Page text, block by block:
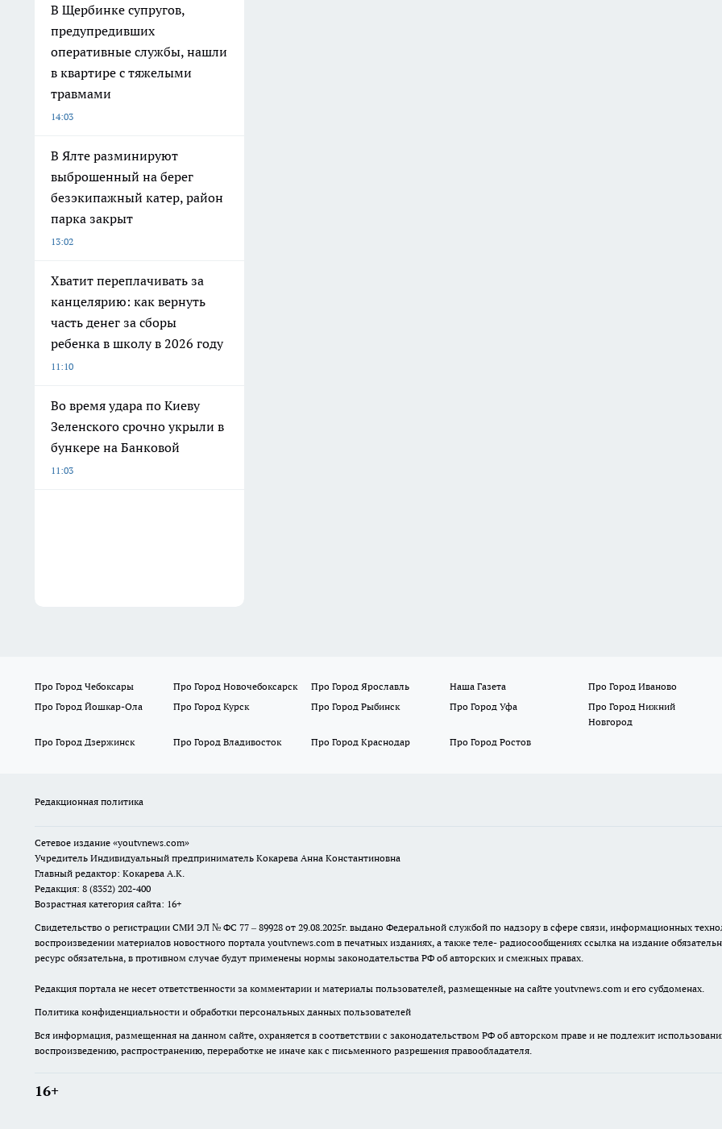
В Щербинке супругов,
предупредивших
оперативные службы, нашли
в квартире с тяжелыми
травмами
14:03
В Ялте разминируют
выброшенный на берег
безэкипажный катер, район
парка закрыт
13:02
Хватит переплачивать за
канцелярию: как вернуть
часть денег за сборы
ребенка в школу в 2026 году
11:10
Во время удара по Киеву
Зеленского срочно укрыли в
бункере на Банковой
11:03
Про Город Чебоксары Про Город Новочебоксарск Про Город Ярославль Наша Газета
Про Город Иваново
Про Город Йошкар-Ола
Про Город Курск Про Город Рыбинск Про Город Уфа
Про Город Нижний
Новгород
Про Город Дзержинск
Про Город Владивосток Про Город Краснодар Про Город Ростов
Редакционная политика
Сетевое издание «youtvnews.com»
Учредитель Индивидуальный предприниматель Кокарева Анна Константиновна
Главный редактор: Кокарева А.К.
Редакция: 8 (8352) 202-400
Возрастная категория сайта: 16+
Свидетельство о регистрации СМИ ЭЛ № ФС 77 – 89928 от 29.08.2025г. выдано Федеральной службой по надзору в сфере связи, информационных
воспроизведении материалов новостного портала youtvnews.com в печатных изданиях, а также теле- радиосообщениях ссылка на издание
ресурс обязательна, в противном случае будут применены нормы законодательства РФ об авторских и смежных правах.
Редакция портала не несет ответственности за комментарии и материалы пользователей, размещенные на сайте youtvnews.com и его субдоменах.
Политика конфиденциальности и обработки персональных данных пользователей
Вся информация, размещенная на данном сайте, охраняется в соответствии с законодательством РФ об авторском праве и не подлежит
воспроизведению, распространению, переработке не иначе как с письменного разрешения правообладателя.
16+